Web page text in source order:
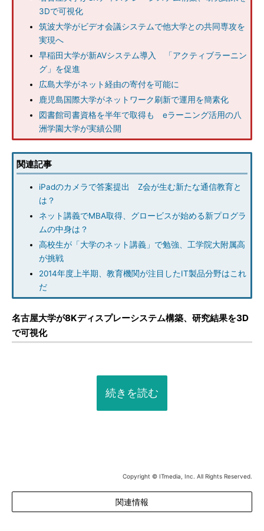
3Dで可視化
筑波大学がビデオ会議システムで他大学との共同専攻を
実現へ
早稲田大学が新AVシステム導入 「アクティブラーニン
グ」を促進
広島大学がネット経由の寄付を可能に
鹿児島国際大学がネットワーク刷新で運用を簡素化
図書館司書資格を半年で取得も eラーニング活用の八
洲学園大学が実績公開
関連記事
iPadのカメラで答案提出 Z会が生む新たな通信教育と
は？
ネット講義でMBA取得、グロービスが始める新プログラ
ムの中身は？
高校生が「大学のネット講義」で勉強、工学院大附属高
が挑戦
2014年度上半期、教育機関が注目したIT製品分野はこれ
だ
名古屋大学が8Kディスプレーシステム構築、研究結果を3D
で可視化
続きを読む
Copyright © ITmedia, Inc. All Rights Reserved.
関連情報